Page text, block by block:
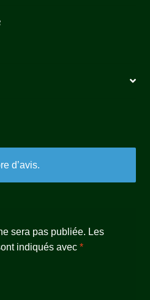
d’avis.
sera pas publiée. Les
indiqués avec *